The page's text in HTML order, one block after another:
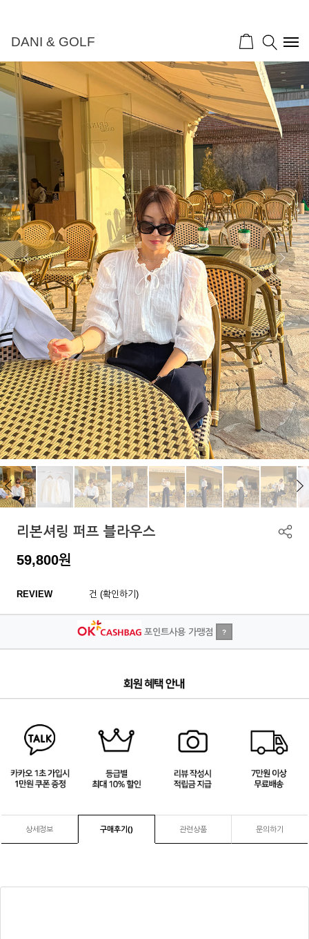
DANI & GOLF
리본셔링 퍼프 블라우스
59,800원
REVIEW 건 (확인하기)
포인트사용 가맹점 ?
상세정보 구매후기() 관련상품 문의하기